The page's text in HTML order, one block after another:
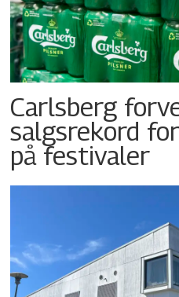
Carlsberg
salgsrekord
på festivaler